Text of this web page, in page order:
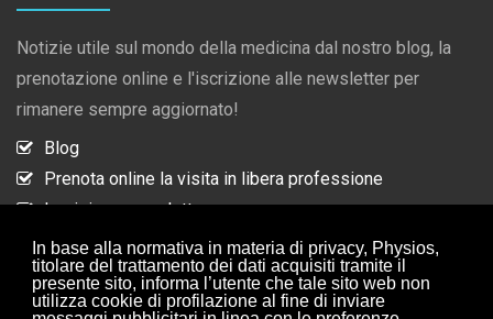
In base alla normativa in materia di privacy, Physios,
titolare del trattamento dei dati acquisiti tramite il
presente sito, informa l’utente che tale sito web non
utilizza cookie di profilazione al fine di inviare
Notizie utile sul mondo della medicina dal nostro blog, la
prenotazione online e l'iscrizione alle newsletter per
rimanere sempre aggiornato!
Blog
Prenota online la visita in libera professione
Iscrizione newsletter
Collaborazioni